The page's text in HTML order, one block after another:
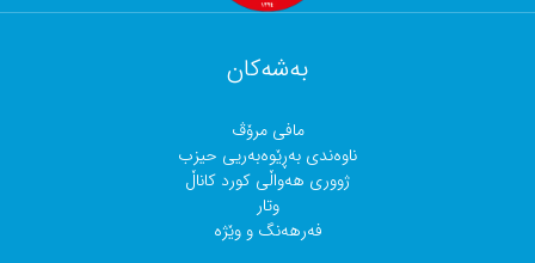
بەشەکان
مافی مرۆڤ
ناوەندی بەڕێوەبەریی حیزب
ژووری هەواڵی کورد کاناڵ
وتار
فەرهەنگ و وێژە